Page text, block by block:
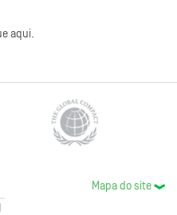
aqui.
Mapa do site